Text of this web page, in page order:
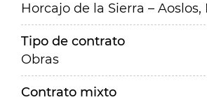
Horcajo de la Sierra – Aoslos,
Tipo de contrato
Obras
Contrato mixto